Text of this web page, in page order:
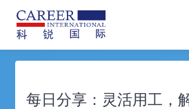
每日分享：灵活用工，